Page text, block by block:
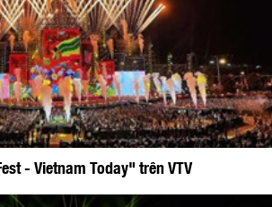
- Vietnam Today" trên VTV